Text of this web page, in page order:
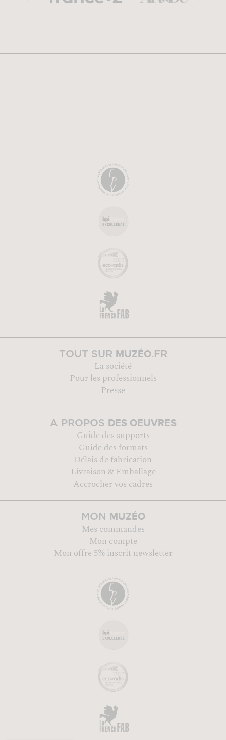
TOUT SUR MUZÉO.FR
La société
Pour les professionnels
Presse
A PROPOS DES OEUVRES
Guide des supports
Guide des formats
Délais de fabrication
Livraison & Emballage
Accrocher vos cadres
MON MUZÉO
Mes commandes
Mon compte
Mon offre 5% inscrit newsletter